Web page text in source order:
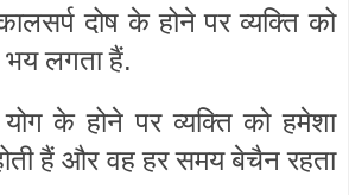
दोष के होने पर व्यक्ति को
लगता हैं.
के होने पर व्यक्ति को हमेशा
हैं और वह हर समय बेचैन रहता